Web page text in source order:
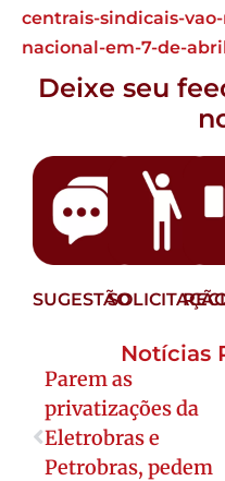
centrais-sindicais-
nacional-em-7-de-
Deixe seu
SUGESTÃO
Notícias
Parem as
privatizações da
Eletrobras e
Petrobras, pedem